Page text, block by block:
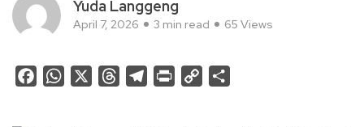
Yuda Langgeng
April 7, 2026 3 min read 65 Views
FacebookWhatsApp ThreadsTelegram
Print
Copy